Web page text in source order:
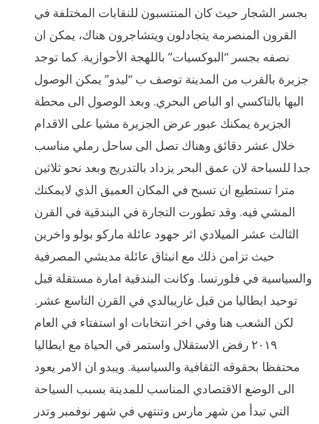
بجسر الشجار حيث كان المنتسبون للنقابات المختلفة في
القرون المنصرمة يتجادلون ويتشاجرون هناك، يمكن ان
نصفه بجسر “البوكسيات” باللهجة الأحوازية. كما توجد
جزيرة بالقرب من المدينة توصف ب “ليدو” يمكن الوصول
اليها بالتاكسي او الباص البحري. وبعد الوصول الى محطة
الجزيرة يمكنك عبور عرض الجزيرة مشيا على الاقدام
خلال عشر دقائق وهناك تصل الى ساحل رملي مناسب
جدا للسباحة لان عمق البحر يزداد بالتدريج وبعد نحو ثلاثين
مترا تستطيع ان تسبح في المكان العميق الذي لايمكنك
المشي فيه. وقد تطورت التجارة في البندقية في القرن
الثالث عشر الميلادي اثر جهود عائلة ماركو بولو واخرين
حيث تزامن ذلك مع انبثاق عائلة مديشي المصرفية
والسياسية في فلورنسا. وكانت البندقية امارة مستقلة قبل
توحيد ايطاليا من قبل غاريبالدي في القرن التاسع عشر.
لكن الشعب هنا وفي اخر انتخابات او استفتاء في العام
٢٠١٩ رفض الاستقلال واستمر في الحياة مع ايطاليا
محتفظا بحقوقه الثقافية والسياسية. ويبدو ان الامر يعود
الى الوضع الاقتصادي المناسب للمدينة بسبب السياحة
التي تبدأ من شهر مارس وتنتهي في شهر نوفمبر وتدر